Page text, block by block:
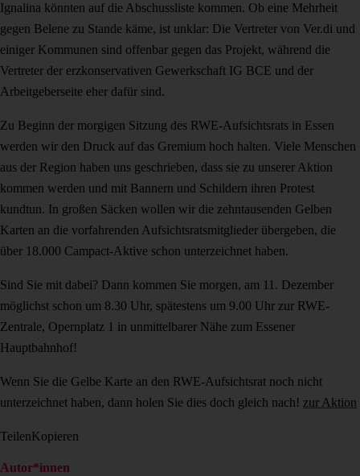
Ignalina könnten auf die Abschussliste kommen. Ob eine Mehrheit
gegen Belene zu Stande käme, ist unklar: Die Vertreter von Ver.di und
einiger Kommunen sind offenbar gegen das Projekt, während die
Vertreter der erzkonservativen Gewerkschaft IG BCE und der
Arbeitgeberseite eher dafür sind.
Zu Beginn der morgigen Sitzung des RWE-Aufsichtsrats in Essen
werden wir den Druck auf das Gremium hoch halten. Viele Menschen
aus der Region haben uns geschrieben, dass sie zu unserer Aktion
kommen werden und mit Bannern und Schildern ihren Protest
kundtun. In großen Säcken wollen wir die zehntausenden Gelben
Karten an die vorfahrenden Aufsichtsratsmitglieder übergeben, die
über 18.000 Campact-Aktive schon unterzeichnet haben.
Sind Sie mit dabei? Dann kommen Sie morgen, am 11. Dezember
möglichst schon um 8.30 Uhr, spätestens um 9.00 Uhr zur RWE-
Zentrale, Opernplatz 1 in unmittelbarer Nähe zum Essener
Hauptbahnhof!
Wenn Sie die Gelbe Karte an den RWE-Aufsichtsrat noch nicht
unterzeichnet haben, dann holen Sie dies doch gleich nach! zur Aktion
TeilenKopieren
Autor*innen